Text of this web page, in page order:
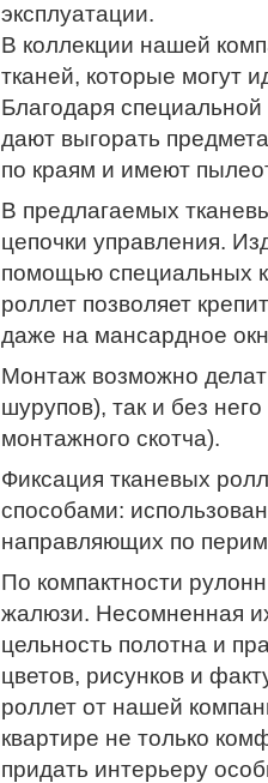
эксплуатации.
В коллекции нашей
тканей, которые могут
Благодаря
дают выгорать
по краям и имеют
В предлагаемых
цепочки управления.
помощью специальных
роллет позволяет
даже на мансардное
Монтаж возможно
шурупов), так и без
монтажного скотча).
Фиксация тканевых
способами:
направляющих по
По компактности
жалюзи. Несомненная
цельность полотна и
цветов, рисунков и
роллет от нашей
квартире не только
придать интерьеру